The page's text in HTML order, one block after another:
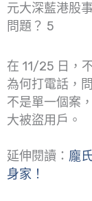
元大深藍港股
問題？ 5
在 11/25 日，
為何打電話，
不是單一個案
大被盜用戶。
延伸閱讀： 龐
身家！